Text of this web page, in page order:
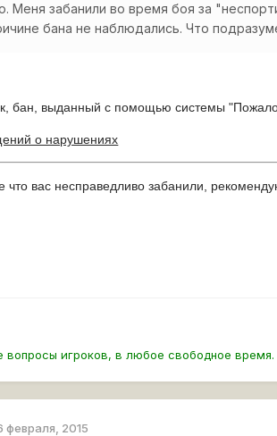
Меня забанили во время боя за
бана не наблюдались. Что
бан, выданный с помощью системы
о нарушениях
что вас несправедливо забанили,
вопросы игроков, в любое свободное время.
февраля, 2015